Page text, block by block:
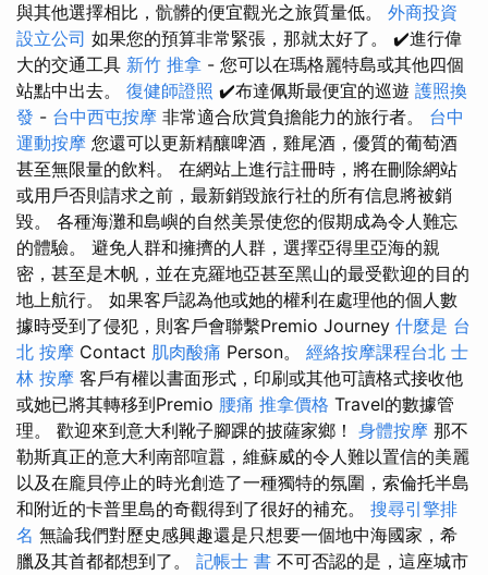
與其他選擇相比，骯髒的便宜觀光之旅質量低。 外商投資
設立公司 如果您的預算非常緊張，那就太好了。 ✔️進行偉
大的交通工具 新竹 推拿 - 您可以在瑪格麗特島或其他四個
站點中出去。 復健師證照 ✔️布達佩斯最便宜的巡遊 護照換
發 - 台中西屯按摩 非常適合欣賞負擔能力的旅行者。 台中
運動按摩 您還可以更新精釀啤酒，雞尾酒，優質的葡萄酒
甚至無限量的飲料。 在網站上進行註冊時，將在刪除網站
或用戶否則請求之前，最新銷毀旅行社的所有信息將被銷
毀。 各種海灘和島嶼的自然美景使您的假期成為令人難忘
的體驗。 避免人群和擁擠的人群，選擇亞得里亞海的親
密，甚至是木帆，並在克羅地亞甚至黑山的最受歡迎的目的
地上航行。 如果客戶認為他或她的權利在處理他的個人數
據時受到了侵犯，則客戶會聯繫Premio Journey 什麼是 台
北 按摩 Contact 肌肉酸痛 Person。 經絡按摩課程台北 士
林 按摩 客戶有權以書面形式，印刷或其他可讀格式接收他
或她已將其轉移到Premio 腰痛 推拿價格 Travel的數據管
理。 歡迎來到意大利靴子腳踝的披薩家鄉！ 身體按摩 那不
勒斯真正的意大利南部喧囂，維蘇威的令人難以置信的美麗
以及在龐貝停止的時光創造了一種獨特的氛圍，索倫托半島
和附近的卡普里島的奇觀得到了很好的補充。 搜尋引擎排
名 無論我們對歷史感興趣還是只想要一個地中海國家，希
臘及其首都都想到了。 記帳士 書 不可否認的是，這座城市